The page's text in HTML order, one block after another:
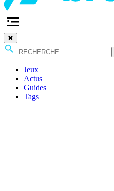
✖
Jeux
Actus
Guides
Tags